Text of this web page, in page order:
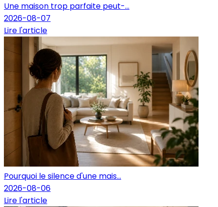
Une maison trop parfaite peut-...
2026-08-07
Lire l'article
Pourquoi le silence d'une mais...
2026-08-06
Lire l'article